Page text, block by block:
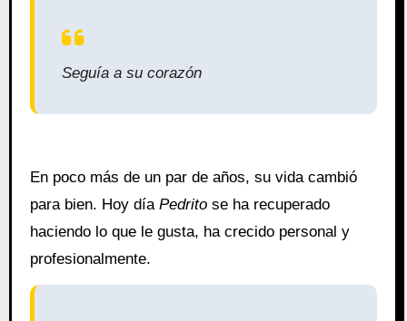
Seguía a su corazón
En poco más de un par de años, su vida cambió
para bien. Hoy día Pedritose ha recuperado
haciendo lo que le gusta, ha crecido personal y
profesionalmente.